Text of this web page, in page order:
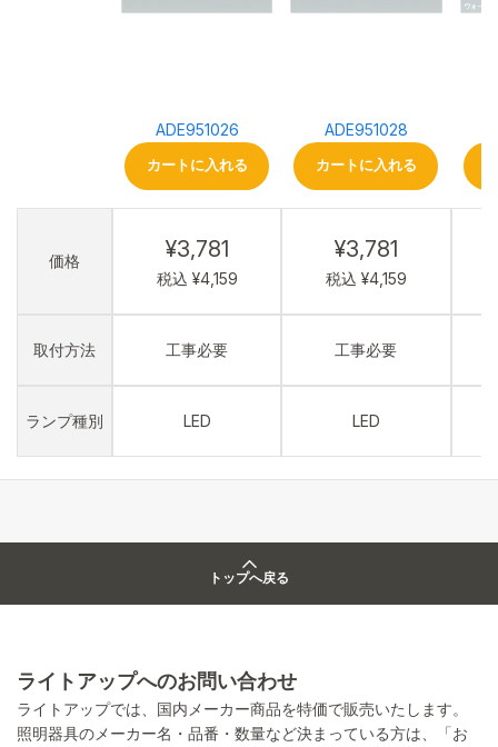
価格
取付方法
ランプ種別
ADE951026
カートに入れる
¥3,781
税込 ¥4,159
工事必要
LED
ADE951028
カートに入れる
¥3,781
税込 ¥4,159
工事必要
LED
トップへ戻る
ライトアップへのお問い合わせ
ライトアップでは、国内メーカー商品を特価で販売いたします。
照明器具のメーカー名・品番・数量など決まっている方は、「お